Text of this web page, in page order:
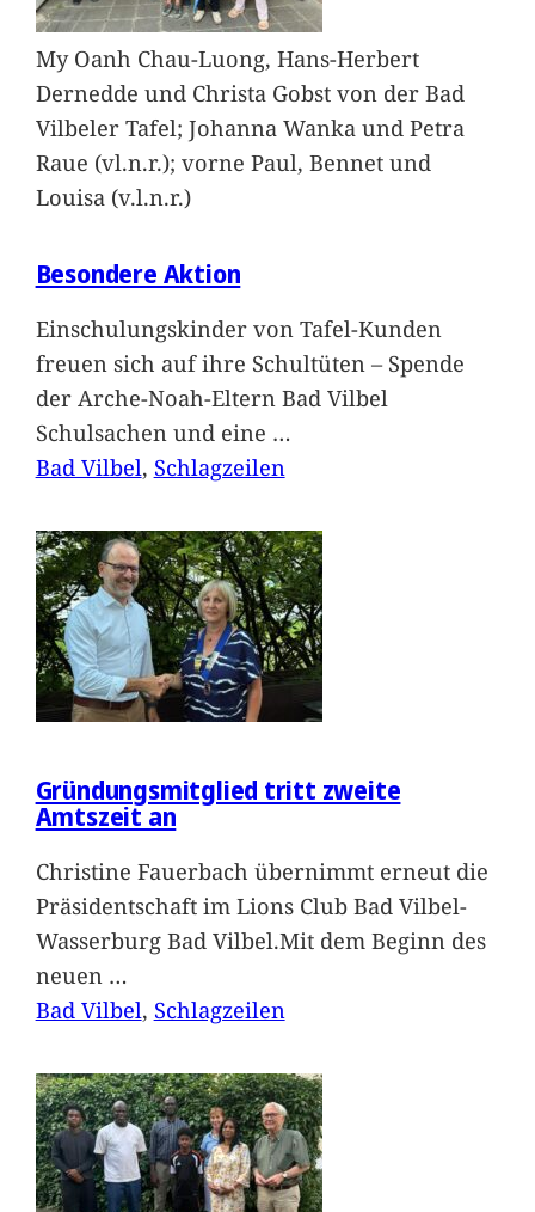
My Oanh Chau-Luong, Hans-Herbert
Dernedde und Christa Gobst von der Bad
Vilbeler Tafel; Johanna Wanka und Petra
Raue (vl.n.r.); vorne Paul, Bennet und
Louisa (v.l.n.r.)
Besondere Aktion
Einschulungskinder von Tafel-Kunden
freuen sich auf ihre Schultüten – Spende
der Arche-Noah-Eltern Bad Vilbel
Schulsachen und eine …
Bad Vilbel, Schlagzeilen
Gründungsmitglied tritt zweite
Amtszeit an
Christine Fauerbach übernimmt erneut die
Präsidentschaft im Lions Club Bad Vilbel-
Wasserburg Bad Vilbel.Mit dem Beginn des
neuen …
Bad Vilbel, Schlagzeilen